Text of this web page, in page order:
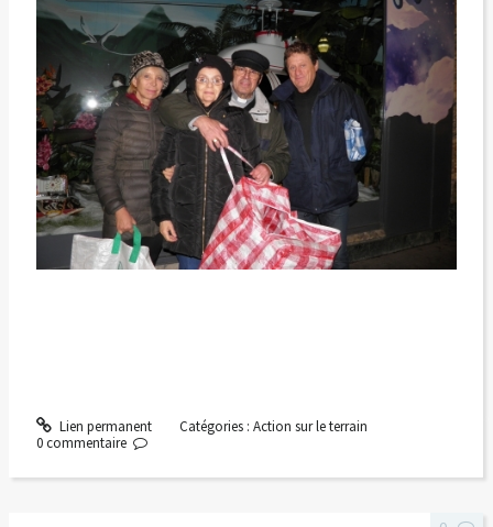
Lien permanent Catégories : Action sur le terrain
0 commentaire